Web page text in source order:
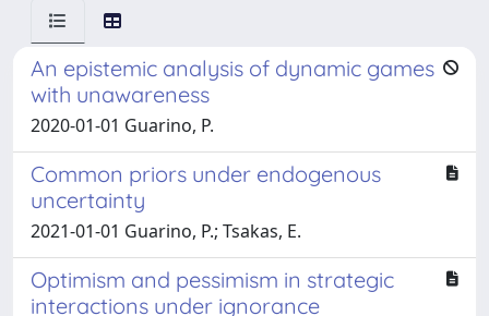
An epistemic analysis of dynamic games
with unawareness
2020-01-01 Guarino, P.
Common priors under endogenous
uncertainty
2021-01-01 Guarino, P.; Tsakas, E.
Optimism and pessimism in strategic
interactions under ignorance